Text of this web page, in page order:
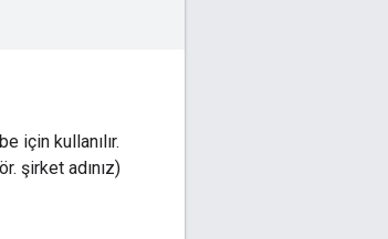
için kullanılır.
şirket adınız)